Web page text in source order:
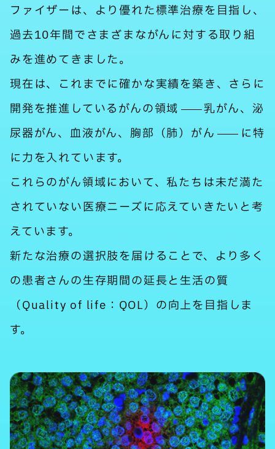
ファイザーは、より優れた標準治療を目指し、
過去10年間でさまざまながんに対する取り組
みを進めてきました。
現在は、これまでに確かな実績を築き、さらに
開発を推進しているがんの領域
乳がん、泌
尿器がん、血液がん、胸部（肺）がん
に特
に力を入れています。
これらのがん領域において、私たちは未だ満た
されていない医療ニーズに応えていきたいと考
えています。
新たな治療の選択肢を届けることで、より多く
の患者さんの生存期間の延長と生活の質
（Quality of life：QOL）の向上を目指しま
す。